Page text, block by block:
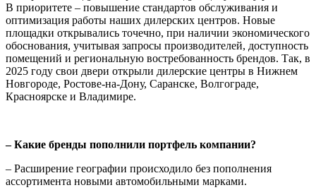
В приоритете – повышение стандартов обслуживания и
оптимизация работы наших дилерских центров. Новые
площадки открывались точечно, при наличии экономического
обоснования, учитывая запросы производителей, доступность
помещений и региональную востребованность брендов. Так, в
2025 году свои двери открыли дилерские центры в Нижнем
Новгороде, Ростове-на-Дону, Саранске, Волгограде,
Красноярске и Владимире.
– Какие бренды пополнили портфель компании?
– Расширение географии происходило без пополнения
ассортимента новыми автомобильными марками.